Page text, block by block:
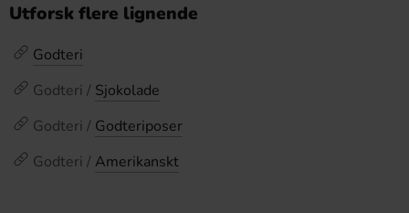
Utforsk flere lignende
Godteri
Godteri / Sjokolade
Godteri / Godteriposer
Godteri / Amerikanskt